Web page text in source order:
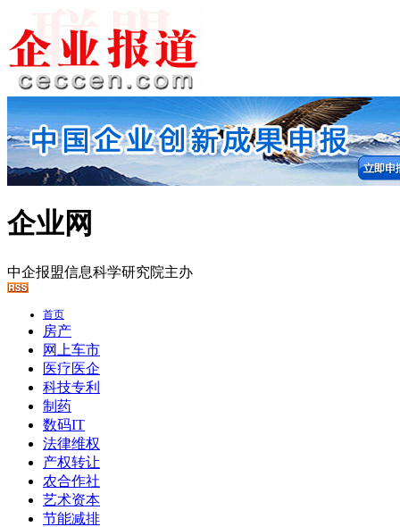
企业网
中企报盟信息科学研究院主办
首页
房产
网上车市
医疗医企
科技专利
制药
数码IT
法律维权
产权转让
农合作社
艺术资本
节能减排